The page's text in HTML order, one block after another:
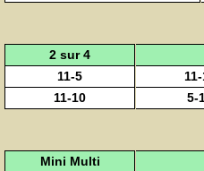
2 sur 4
11-5
11-10
5-
Mini Multi